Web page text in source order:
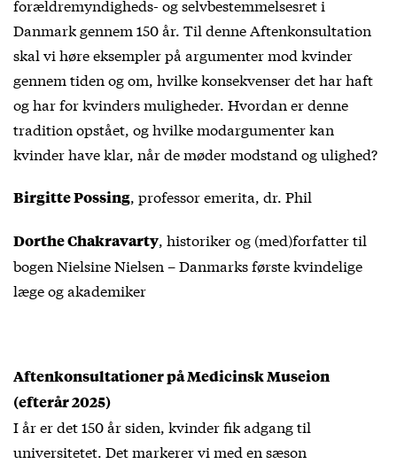
forældremyndigheds- og selvbestemmelsesret i
Danmark gennem 150 år. Til denne Aftenkonsultation
skal vi høre eksempler på argumenter mod kvinder
gennem tiden og om, hvilke konsekvenser det har haft
og har for kvinders muligheder. Hvordan er denne
tradition opstået, og hvilke modargumenter kan
kvinder have klar, når de møder modstand og ulighed?
Birgitte Possing, professor emerita, dr. Phil
Dorthe Chakravarty, historiker og (med)forfatter til
bogen Nielsine Nielsen – Danmarks første kvindelige
læge og akademiker
Aftenkonsultationer på Medicinsk Museion
(efterår 2025)
I år er det 150 år siden, kvinder fik adgang til
universitetet. Det markerer vi med en sæson